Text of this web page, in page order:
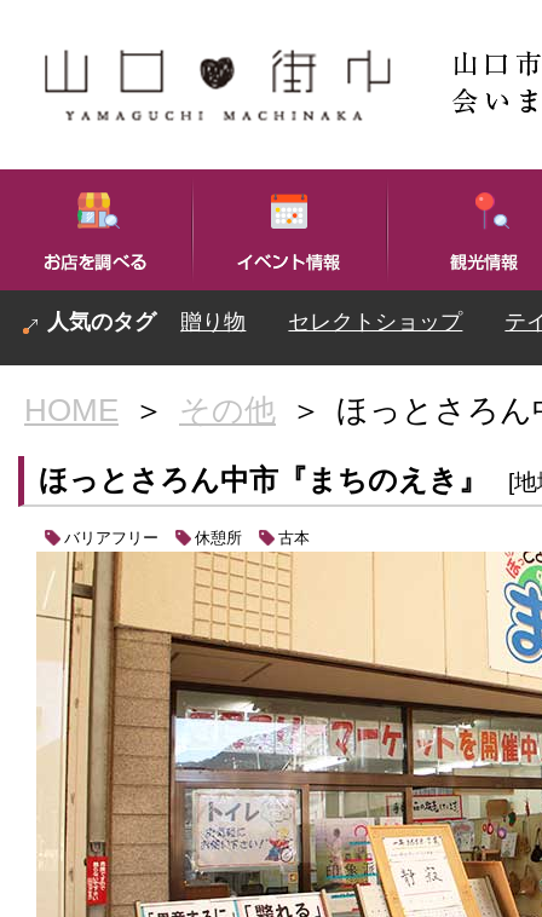
贈り物 セレクトショップ テ
HOME ＞ その他 ＞ ほっとさろん
ほっとさろん中市『まちのえき』 [
バリアフリー 休憩所 古本